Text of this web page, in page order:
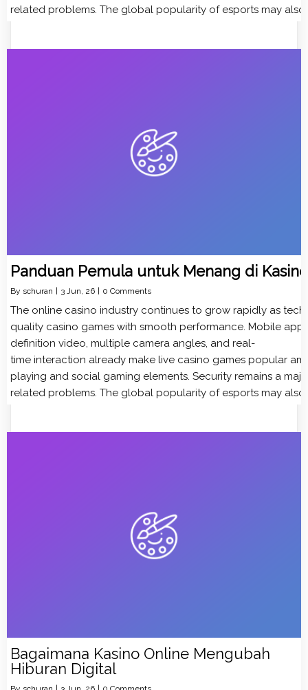
related problems. The global popularity of esports may
Panduan Pemula untuk Menang di
By schuran | 3 Jun, 26 | 0 Comments
The online casino industry continues to grow rapidly as
quality casino games with smooth performance. Mobile
definition video, multiple camera angles, and real-
time interaction already make live casino games popular
playing and social gaming elements. Security remains a
related problems. The global popularity of esports may
Bagaimana Kasino Online Mengubah
Hiburan Digital